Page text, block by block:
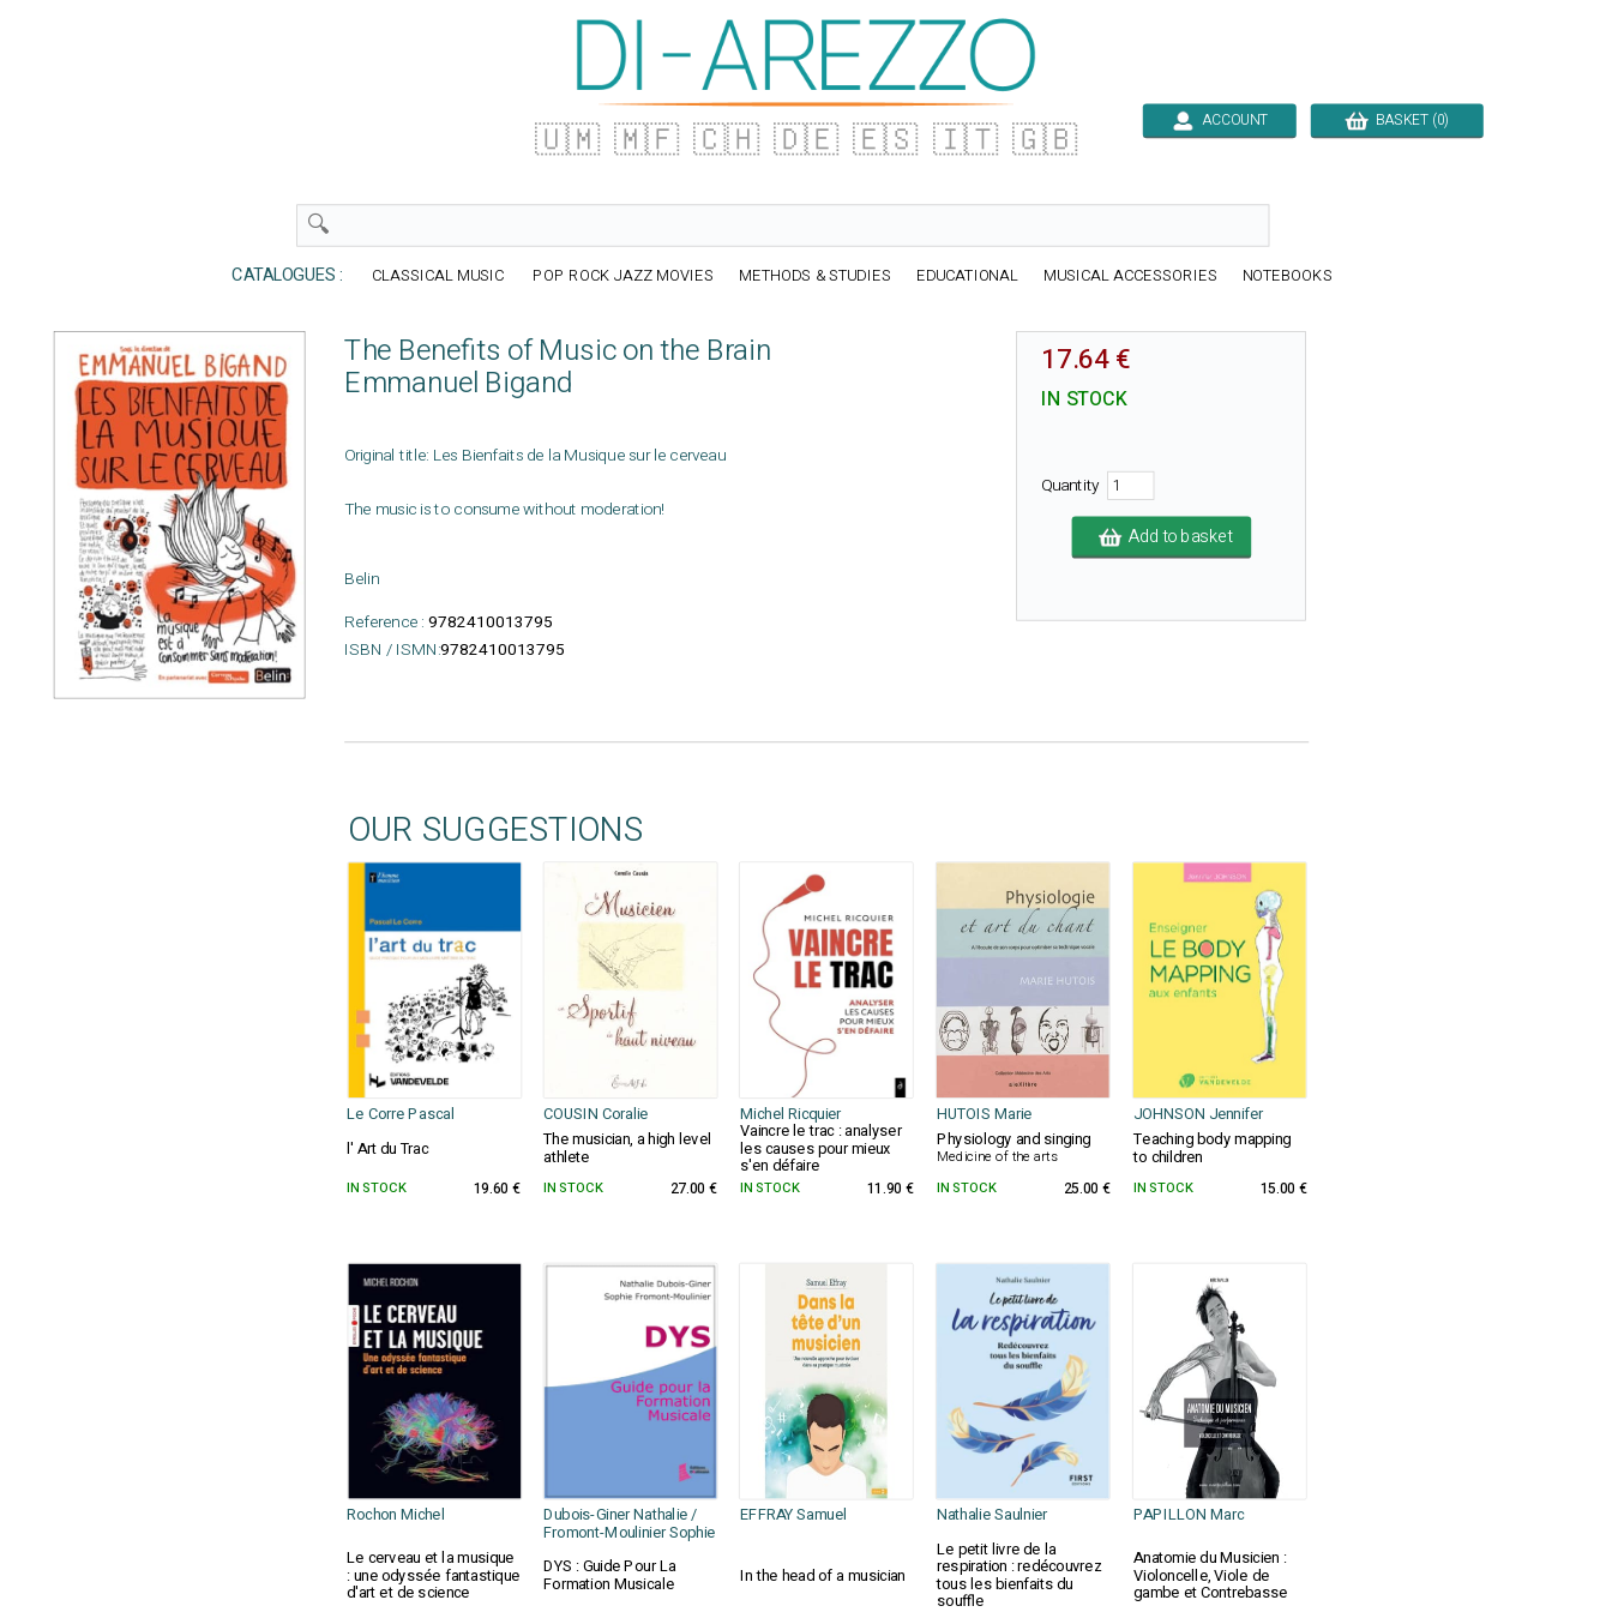
🇺🇲 🇲🇫 🇨🇭 🇩🇪 🇪🇸 🇮🇹 🇬🇧 ACCOUNT BASKET (0)
CATALOGUES : CLASSICAL MUSIC POP ROCK JAZZ MOVIES METHODS & STUDIES EDUCATIONAL MUSICAL ACCESSORIES NOTEBOOKS
The Benefits of Music on the Brain
Emmanuel Bigand
Original title: Les Bienfaits de la Musique sur le cerveau
The music is to consume without moderation!
Belin
Reference : 9782410013795
ISBN / ISMN:9782410013795
17.64 €
IN STOCK
Quantity
Add to basket
OUR SUGGESTIONS
Le Corre Pascal COUSIN Coralie Michel Ricquier HUTOIS Marie
JOHNSON Jennifer
l' Art du Trac
The musician, a high level
athlete
Vaincre le trac : analyser
les causes pour mieux
s'en défaire
Physiology and singing
Medicine of the arts
Teaching body mapping
to children
IN STOCK 19.60 € IN STOCK 27.00 € IN STOCK 11.90 € IN STOCK 25.00 € IN STOCK 15.00 €
Rochon Michel Dubois-Giner Nathalie /
Fromont-Moulinier Sophie
EFFRAY Samuel Nathalie Saulnier
PAPILLON Marc
Le cerveau et la musique
: une odyssée fantastique
d'art et de science
DYS : Guide Pour La
Formation Musicale In the head of a musician
Le petit livre de la
respiration : redécouvrez
tous les bienfaits du
souffle
Anatomie du Musicien :
Violoncelle, Viole de
gambe et Contrebasse